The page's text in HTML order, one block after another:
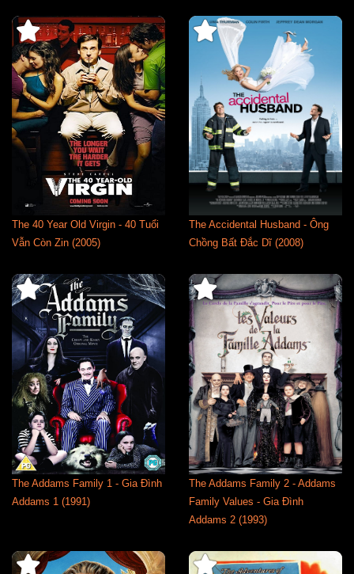
The 40 Year Old Virgin - 40 Tuổi
Vẫn Còn Zin (2005)
The Accidental Husband - Ông
Chồng Bất Đắc Dĩ (2008)
The Addams Family 1 - Gia Đình
Addams 1 (1991)
The Addams Family 2 - Addams
Family Values - Gia Đình
Addams 2 (1993)